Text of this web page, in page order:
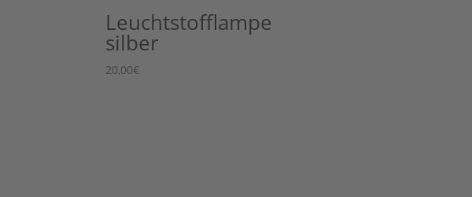
Leuchtstofflampe
silber
20,00€